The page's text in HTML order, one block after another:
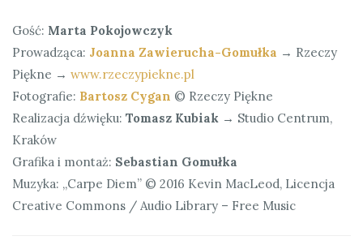
Gość: Marta Pokojowczyk
Prowadząca: Joanna Zawierucha-Gomułka → Rzeczy
Piękne → www.rzeczypiekne.pl
Fotografie: Bartosz Cygan © Rzeczy Piękne
Realizacja dźwięku: Tomasz Kubiak → Studio Centrum,
Kraków
Grafika i montaż: Sebastian Gomułka
Muzyka: „Carpe Diem” © 2016 Kevin MacLeod, Licencja
Creative Commons / Audio Library – Free Music